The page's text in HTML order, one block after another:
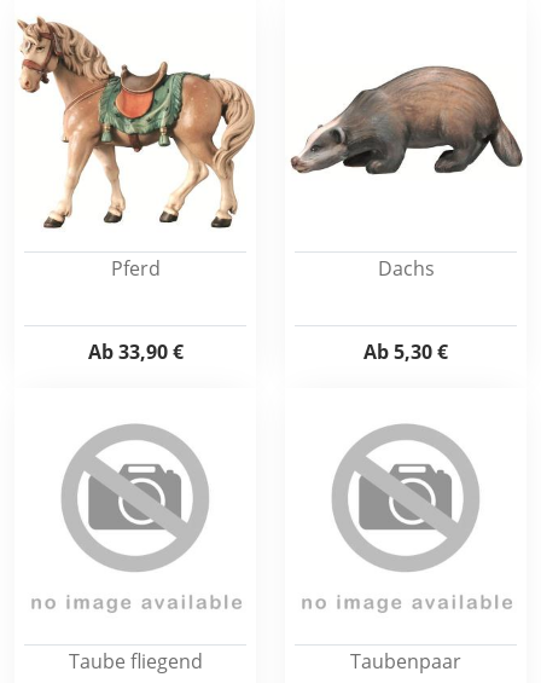
Pferd
Ab33,90 €
Dachs
Ab5,30 €
Taube fliegend Taubenpaar